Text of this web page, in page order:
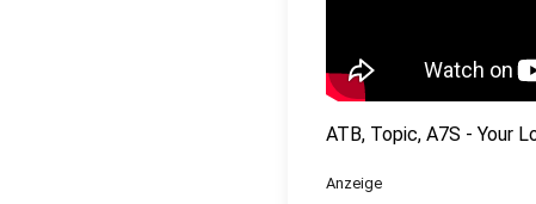
ATB, Topic, A7S - Your
Anzeige